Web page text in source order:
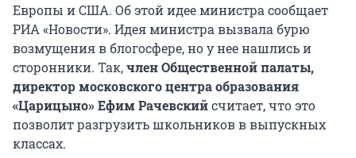
Европы и США. Об этой идее министра сообщает
РИА «Новости». Идея министра вызвала бурю
возмущения в блогосфере, но у нее нашлись и
сторонники. Так,член Общественной палаты,
директор московского центра образования
«Царицыно» Ефим Рачевскийсчитает, что это
позволит разгрузить школьников в выпускных
классах.